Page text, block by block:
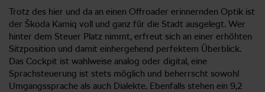
Trotz des hier und da an einen Offroader erinnernden Optik ist
der Škoda Kamiq voll und ganz für die Stadt ausgelegt. Wer
hinter dem Steuer Platz nimmt, erfreut sich an einer erhöhten
Sitzposition und damit einhergehend perfektem Überblick.
Das Cockpit ist wahlweise analog oder digital, eine
Sprachsteuerung ist stets möglich und beherrscht sowohl
Umgangssprache als auch Dialekte. Ebenfalls stehen ein 9,2